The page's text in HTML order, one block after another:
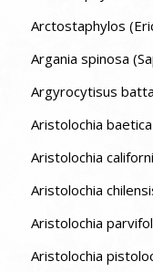
Arctostaphylos
Argania spinosa
Argyrocytisus
Aristolochia
Aristolochia
Aristolochia
Aristolochia
Aristolochia